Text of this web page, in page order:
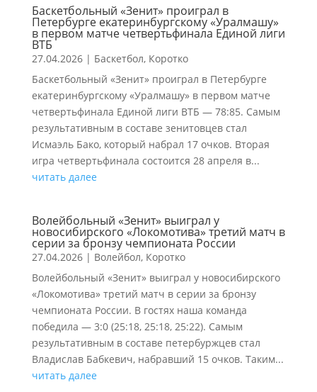
Баскетбольный «Зенит» проиграл в
Петербурге екатеринбургскому «Уралмашу»
в первом матче четвертьфинала Единой лиги
ВТБ
27.04.2026| Баскетбол, Коротко
Баскетбольный «Зенит» проиграл в Петербурге
екатеринбургскому «Уралмашу» в первом матче
четвертьфинала Единой лиги ВТБ — 78:85. Самым
результативным в составе зенитовцев стал
Исмаэль Бако, который набрал 17 очков. Вторая
игра четвертьфинала состоится 28 апреля в...
читать далее
Волейбольный «Зенит» выиграл у
новосибирского «Локомотива» третий матч в
серии за бронзу чемпионата России
27.04.2026| Волейбол, Коротко
Волейбольный «Зенит» выиграл у новосибирского
«Локомотива» третий матч в серии за бронзу
чемпионата России. В гостях наша команда
победила — 3:0 (25:18, 25:18, 25:22). Самым
результативным в составе петербуржцев стал
Владислав Бабкевич, набравший 15 очков. Таким...
читать далее